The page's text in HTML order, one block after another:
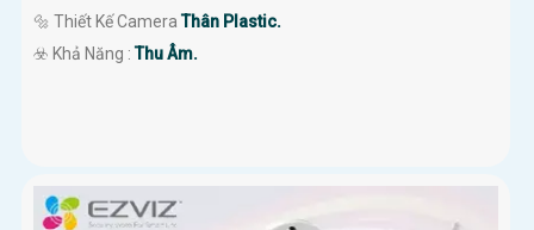
🔩 Thiết Kế CameraThân Plastic.
️☣️ Khả Năng :Thu Âm.